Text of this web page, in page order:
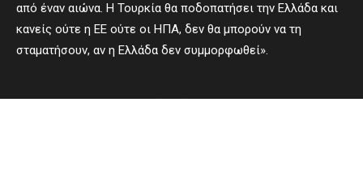
από έναν αιώνα. Η Τουρκία θα ποδοπατήσει την Ελλάδα και
κανείς ούτε η ΕΕ ούτε οι ΗΠΑ, δεν θα μπορούν να τη
σταματήσουν, αν η Ελλάδα δεν συμμορφωθεί».